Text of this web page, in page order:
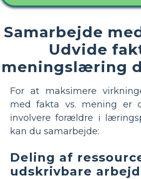
Samarbejde
Udvide
meningslæring
For at maksimere
med fakta vs. mening er
involvere forældre i
kan du samarbejde:
Deling af
udskrivbare